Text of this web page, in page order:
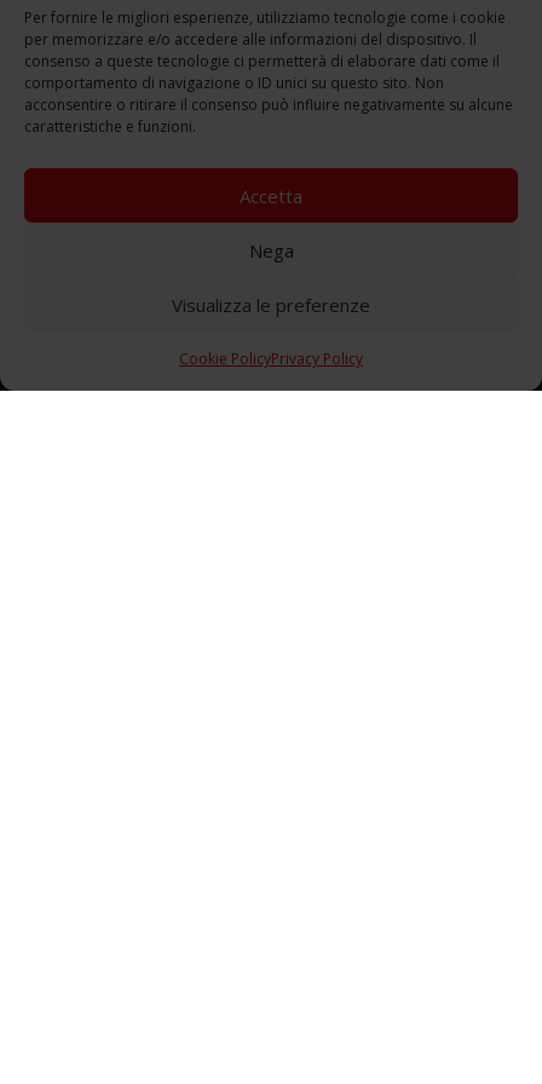
Per fornire le migliori esperienze, utilizziamo tecnologie come i cookie
per memorizzare e/o accedere alle informazioni del dispositivo. Il
consenso a queste tecnologie ci permetterà di elaborare dati come il
comportamento di navigazione o ID unici su questo sito. Non
acconsentire o ritirare il consenso può influire negativamente su alcune
caratteristiche e funzioni.
Accetta
Nega
Visualizza le preferenze
Cookie PolicyPrivacy Policy